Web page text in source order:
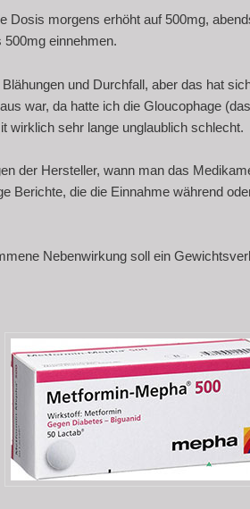
Dosis morgens erhöht auf 500mg,
einnehmen.
und Durchfall, aber das hat
war, da hatte ich die Gloucophage
wirklich sehr lange unglaublich schlecht.
der Hersteller, wann man das
Berichte, die die Einnahme während
Nebenwirkung soll ein